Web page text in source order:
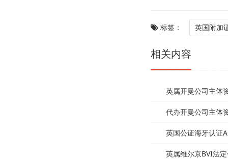
标签： 英国附加
相关内容
英属开曼公司主体
代办开曼公司主体
英国公证海牙认证
英属维尔京BVI法